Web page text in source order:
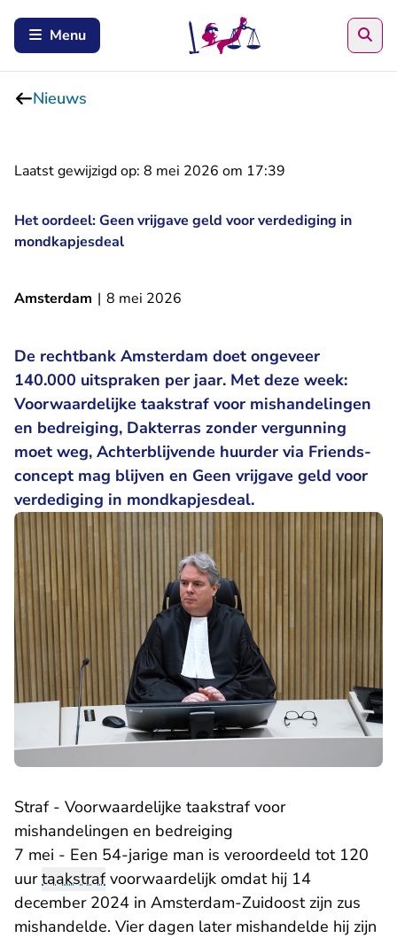
Menu
Nieuws
Laatst gewijzigd op: 8 mei 2026 om 17:39
Het oordeel: Geen vrijgave geld voor verdediging in
mondkapjesdeal
Amsterdam | 8 mei 2026
De rechtbank Amsterdam doet ongeveer
140.000 uitspraken per jaar. Met deze week:
Voorwaardelijke taakstraf voor mishandelingen
en bedreiging, Dakterras zonder vergunning
moet weg, Achterblijvende huurder via Friends-
concept mag blijven en Geen vrijgave geld voor
verdediging in mondkapjesdeal.
Straf - Voorwaardelijke taakstraf voor
mishandelingen en bedreiging
7 mei - Een 54-jarige man is veroordeeld tot 120
uurtaakstrafvoorwaardelijk omdat hij 14
december 2024 in Amsterdam-Zuidoost zijn zus
mishandelde. Vier dagen later mishandelde hij zijn